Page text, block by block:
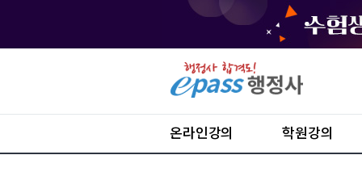
온라인강의 학원강의